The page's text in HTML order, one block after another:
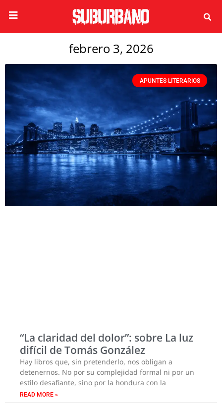
febrero 3, 2026
APUNTES LITERARIOS
“La claridad del dolor”: sobre La luz
difícil de Tomás González
Hay libros que, sin pretenderlo, nos obligan a
detenernos. No por su complejidad formal ni por un
estilo desafiante, sino por la hondura con la
READ MORE »